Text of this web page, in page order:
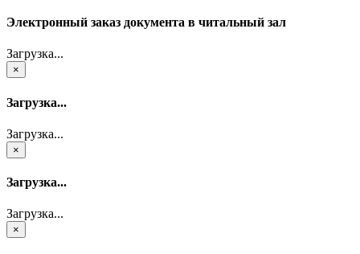
Электронный заказ документа в читальный зал
Загрузка...
×
Загрузка...
Загрузка...
×
Загрузка...
Загрузка...
×